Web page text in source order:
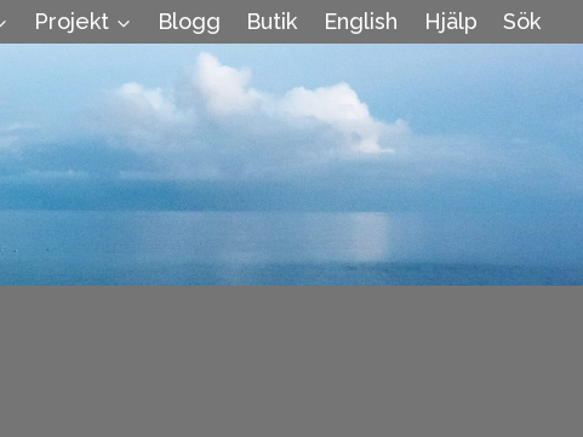
Projekt Blogg Butik English Hjälp Sök